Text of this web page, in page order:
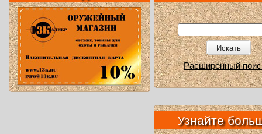
Искать
Расширенный
Узнайте